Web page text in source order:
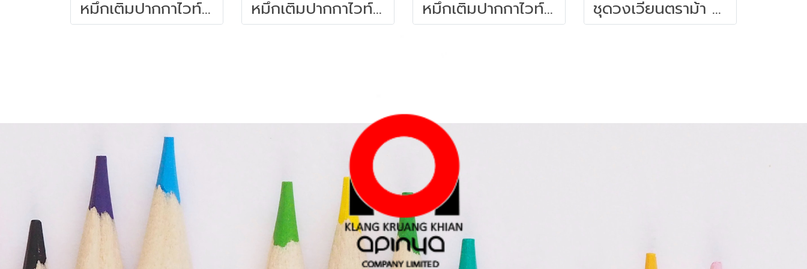
หมึกเติมปากกาไวท์บอร์ด 30 ซีซี. สีดำ ไพล็อต หมึกเติมปากกาไวท์บอร์ด 30 ซีซี. สีแดง ไพล็อต หมึกเติมปากกาไวท์บอร์ด 30 ซีซี. สีน้ำเงิน ไพล็อต ชุดวงเวียนตราม้า H-813